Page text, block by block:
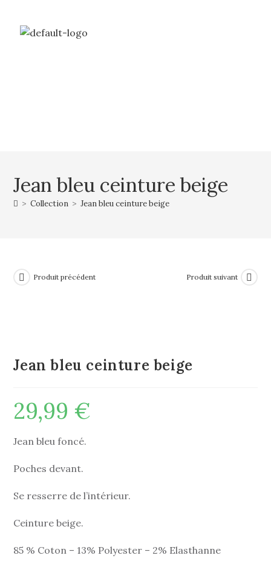
Jean bleu ceinture beige
> Collection > Jean bleu ceinture beige
Produit précédent Produit suivant
Jean bleu ceinture beige
29,99 €
Jean bleu foncé.
Poches devant.
Se resserre de l’intérieur.
Ceinture beige.
85 % Coton – 13% Polyester – 2% Elasthanne